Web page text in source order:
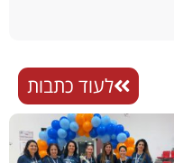
לעוד כתבות